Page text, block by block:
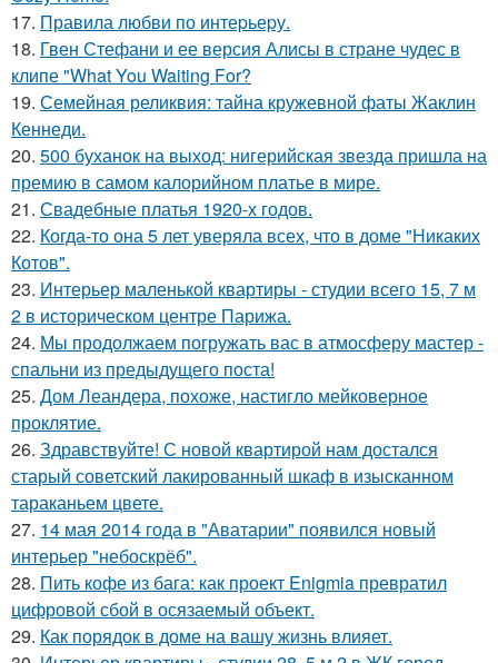
17. Правила любви по интеpьеpу.
18. Гвен Стефани и ее версия Алисы в стране чудес в
клипе "What You Waiting For?
19. Семейная реликвия: тайна кружевной фаты Жаклин
Кеннеди.
20. 500 буханок на выход: нигерийская звезда пришла на
премию в самом калорийном платье в мире.
21. Свадебные платья 1920-х годов.
22. Когда-то она 5 лет уверяла всех, что в доме "Никаких
Котов".
23. Интерьер маленькой квартиры - студии всего 15, 7 м
2 в историческом центре Парижа.
24. Мы продолжаем погружать вас в атмосферу мастер -
спальни из предыдущего поста!
25. Дом Леандера, похоже, настигло мейковерное
проклятие.
26. Здравствуйте! С новой квартирой нам достался
старый советский лакированный шкаф в изысканном
тараканьем цвете.
27. 14 мая 2014 года в "Аватарии" появился новый
интерьер "небоскрёб".
28. Пить кофе из бага: как проект Enigmia превратил
цифровой сбой в осязаемый объект.
29. Как порядок в доме на вашу жизнь влияет.